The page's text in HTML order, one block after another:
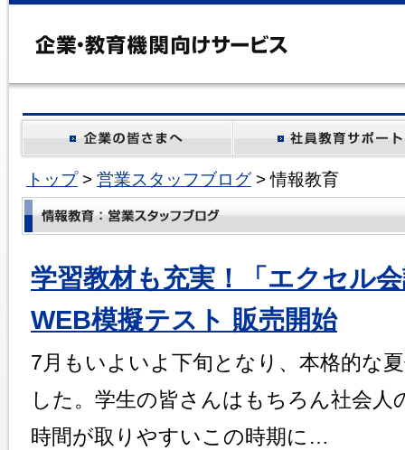
トップ> 営業スタッフブログ> 情報教育
学習教材も充実！「エクセル
WEB模擬テスト 販売開始
7月もいよいよ下旬となり、本格的な
した。学生の皆さんはもちろん社会
時間が取りやすいこの時期に…